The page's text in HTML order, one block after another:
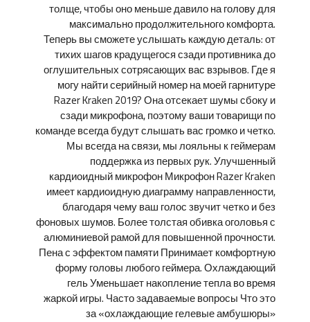
толще, чтобы оно меньше давило на голову для
максимально продолжительного комфорта.
Теперь вы сможете услышать каждую деталь: от
тихих шагов крадущегося сзади противника до
оглушительных сотрясающих вас взрывов. Где я
могу найти серийный номер на моей гарнитуре
Razer Kraken 2019? Она отсекает шумы сбоку и
сзади микрофона, поэтому ваши товарищи по
команде всегда будут слышать вас громко и четко.
Мы всегда на связи, мы лояльны к геймерам
поддержка из первых рук. Улучшенный
кардиоидный микрофон Микрофон Razer Kraken
имеет кардиоидную диаграмму направленности,
благодаря чему ваш голос звучит четко и без
фоновых шумов. Более толстая обивка оголовья с
алюминиевой рамой для повышенной прочности.
Пена с эффектом памяти Принимает комфортную
форму головы любого геймера. Охлаждающий
гель Уменьшает накопление тепла во время
жаркой игры. Часто задаваемые вопросы Что это
за «охлаждающие гелевые амбушюры»